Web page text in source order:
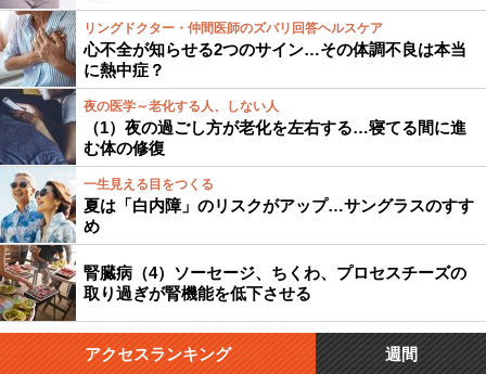
リングドクター・仲間医師のズバリ回答ヘルスケア
心不全が知らせる2つのサイン…その体調不良は本当
に熱中症？
夜の医学～老化する人、しない人
（1）夜の過ごし方が老化を左右する…寝てる間に進
む体の修復
一生見える目をつくる
夏は「白内障」のリスクがアップ…サングラスのすす
め
腎臓病（4）ソーセージ、ちくわ、プロセスチーズの
取り過ぎが腎機能を低下させる
アクセスランキング 週間